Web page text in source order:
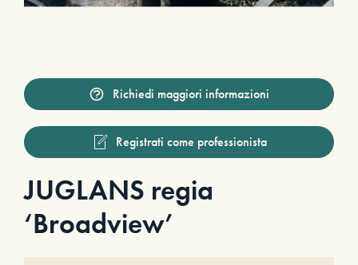
Richiedi maggiori informazioni
Registrati come professionista
JUGLANS regia
‘Broadview’